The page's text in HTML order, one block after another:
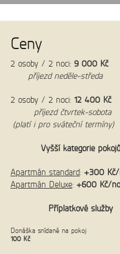
Ceny
2 osoby / 2 noci: 9 000 Kč
příjezd neděle-středa
2 osoby / 2 noci: 12
příjezd čtvrtek-
(platí i pro sváteční termíny)
Vyšší kategorie pokojů
Apartmán standard: +300 Kč/
Apartmán Deluxe: +600 Kč/
Příplatkové služby
Donáška snídaně na pokoj
100 Kč